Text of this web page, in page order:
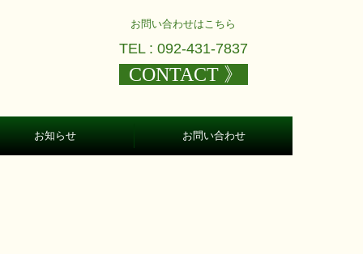
お問い合わせはこちら
TEL : 092-431-7837
CONTACT 》
お知らせ お問い合わせ